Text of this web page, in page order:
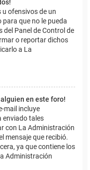
u ofensivos de un
que no le pueda
del Panel de Control de
o reportar dichos
a La
en este foro!
mail incluye
enviado tales
con La Administración
mensaje que recibió.
ya que contiene los
Administración